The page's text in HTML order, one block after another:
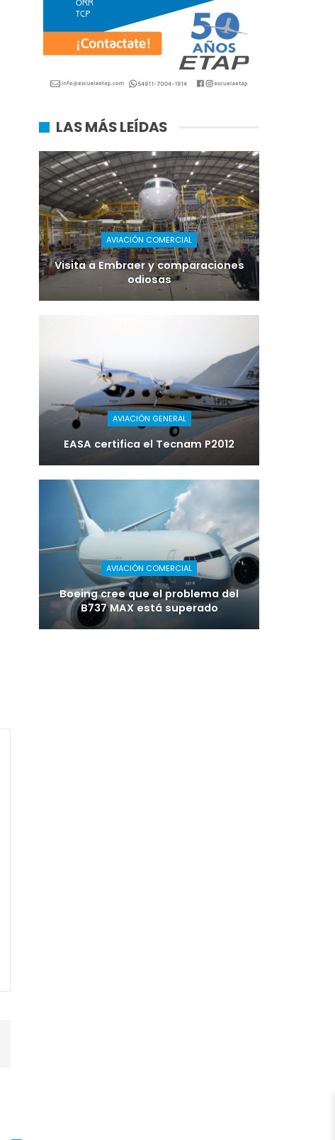
LAS MÁS LEÍDAS
AVIACIÓN COMERCIAL
Visita a Embraer y comparaciones
odiosas
AVIACIÓN GENERAL
EASA certifica el Tecnam P2012
AVIACIÓN COMERCIAL
Boeing cree que el problema del
B737 MAX está superado